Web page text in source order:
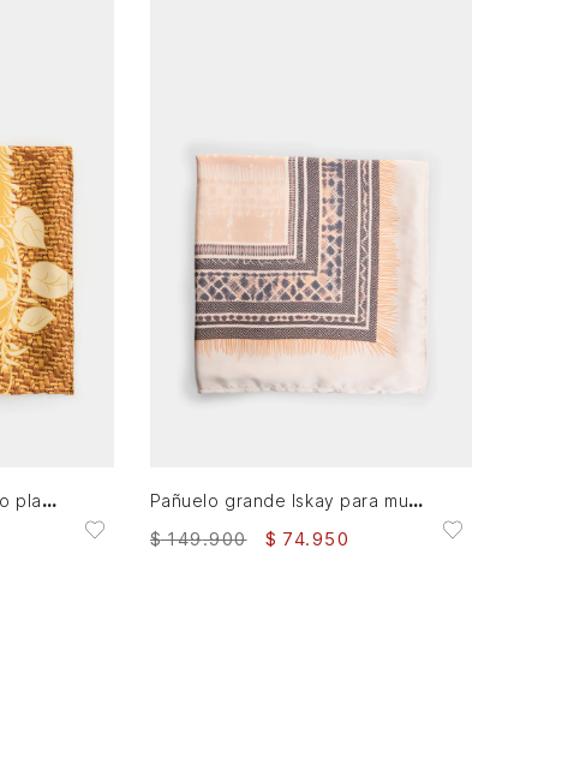
Pañuelo grande en tejido plano estampado floral para mujer Kuza Pañuelo grande Iskay para mujer estampado
$ 149.900 $ 74.950